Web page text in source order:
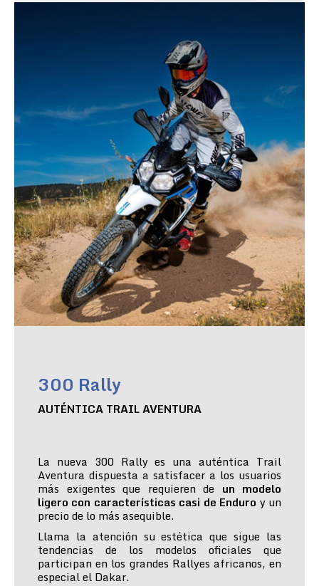
300 Rally
AUTÉNTICA TRAIL AVENTURA
La nueva 300 Rally es una auténtica Trail
Aventura dispuesta a satisfacer a los usuarios
más exigentes que requieren de un modelo
ligero con características casi de Enduro y un
precio de lo más asequible.
Llama la atención su estética que sigue las
tendencias de los modelos oficiales que
participan en los grandes Rallyes africanos, en
especial el Dakar.